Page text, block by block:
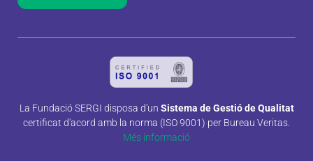
La Fundació SERGI disposa d'un Sistema de Gestió de Qualitat
certificat d'acord amb la norma (ISO 9001) per Bureau Veritas.
Més informació